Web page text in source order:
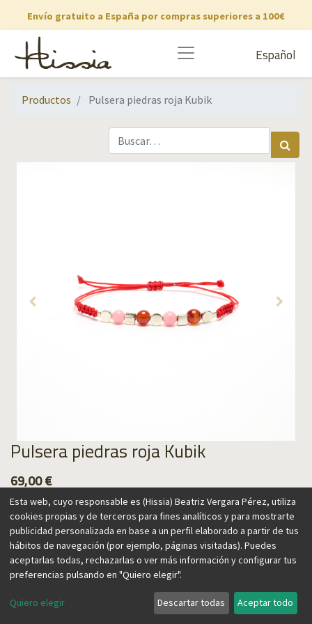
Envío gratuito a España por compras superiores a 100€
Español
Productos Pulsera piedras roja Kubik
Pulsera piedras roja Kubik
69,00€
Agregar al carrito
Esta colección combina distintos elementos para transmitir
Esta web, cuyo responsable es (Hissia) Beatriz Vergara Pérez, utiliza
cookies propias y de terceros para fines analíticos y para mostrarte
publicidad personalizada en base a un perfil elaborado a partir de tus
hábitos de navegación (por ejemplo, páginas visitadas). Puedes
aceptarlas todas, rechazarlas o ver más información y configurar tus
preferencias pulsando en "Quiero elegir".
Quiero elegir Descartar todas Aceptar todo